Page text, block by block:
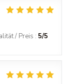
/ Preis : 5/5